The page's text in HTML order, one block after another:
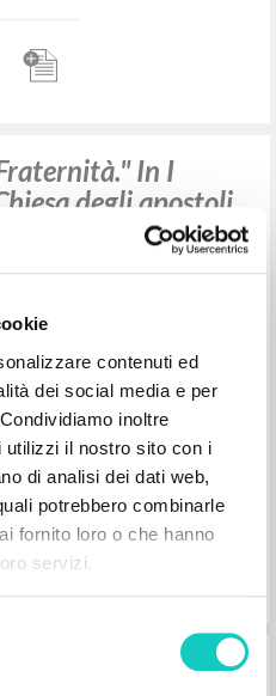
contenuti ed
dei social media e per
inoltre
utilizzi il nostro sito con i
di analisi dei dati web,
potrebbero combinarle
fornito loro o che hanno
servizi.
In I
degli apostoli
Fidel GonzáIez
Prefazione
Fidel Autore
: Milano
14725-7
Bartholomew I: